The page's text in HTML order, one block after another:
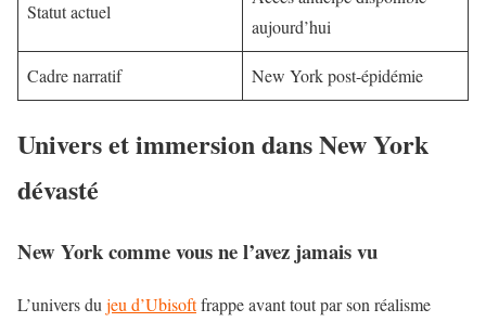
Statut actuel
aujourd’hui
Cadre narratif New York post-épidémie
Univers et immersion dans New York
dévasté
New York comme vous ne l’avez jamais vu
L’univers du jeu d’Ubisoftfrappe avant tout par son réalisme